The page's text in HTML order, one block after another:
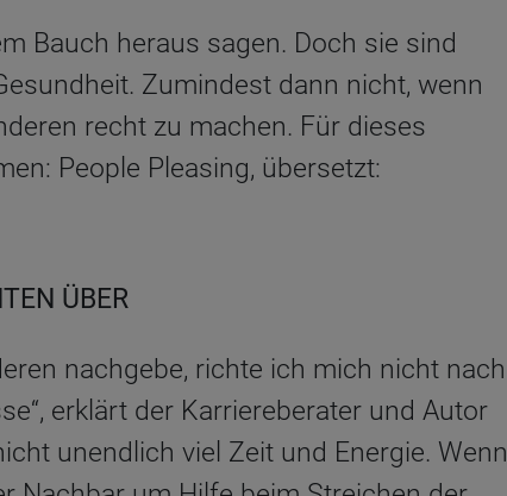
Bauch heraus sagen. Doch sie sind
Zumindest dann nicht, wenn
recht zu machen. Für dieses
People Pleasing, übersetzt:
ÜBER
nachgebe, richte ich mich nicht nach
erklärt der Karriereberater und Autor
unendlich viel Zeit und Energie. Wenn